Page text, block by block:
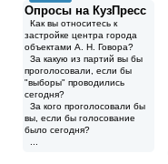
Опросы на КузПресс
Как вы относитесь к
застройке центра города
объектами А. Н. Говора?
За какую из партий вы бы
проголосовали, если бы
"выборы" проводились
сегодня?
За кого проголосовали бы
вы, если бы голосование
было сегодня?